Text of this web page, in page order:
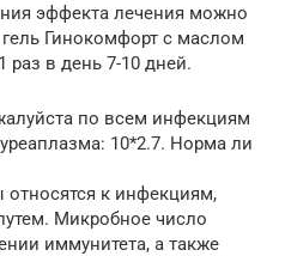
эффекта лечения можно
Гинокомфорт с маслом
раз в день 7-10 дней.
по всем инфекциям
10*2.7. Норма ли
относятся к инфекциям,
Микробное число
иммунитета, а также